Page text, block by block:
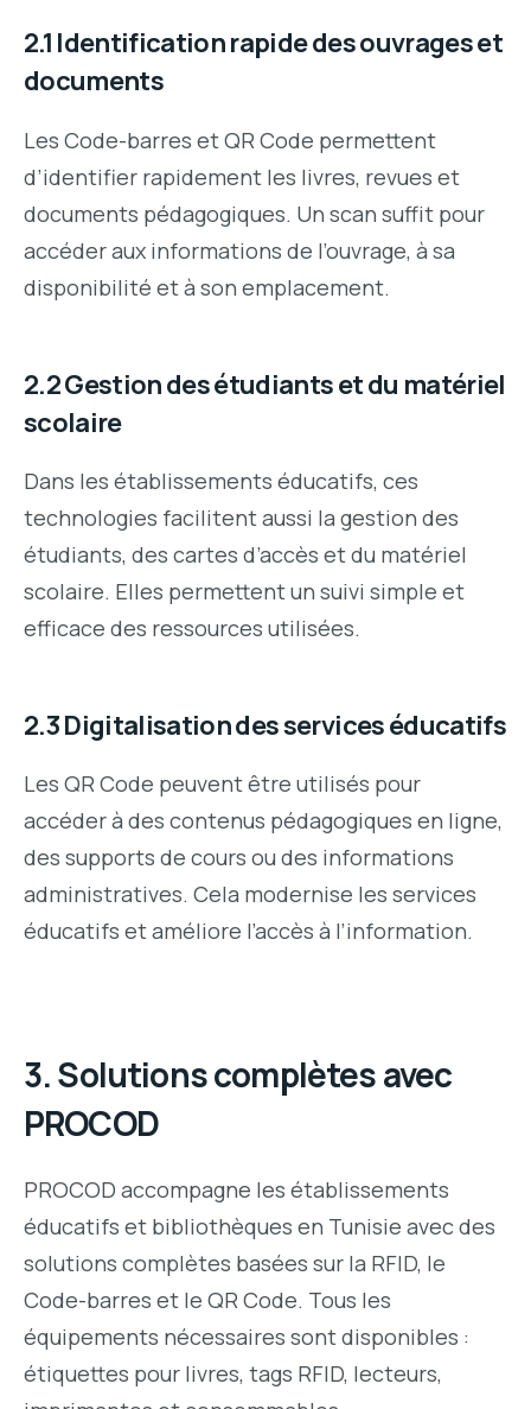
2.1 Identification rapide des ouvrages et
documents
Les Code-barres et QR Code permettent
d’identifier rapidement les livres, revues et
documents pédagogiques. Un scan suffit pour
accéder aux informations de l’ouvrage, à sa
disponibilité et à son emplacement.
2.2 Gestion des étudiants et du matériel
scolaire
Dans les établissements éducatifs, ces
technologies facilitent aussi la gestion des
étudiants, des cartes d’accès et du matériel
scolaire. Elles permettent un suivi simple et
efficace des ressources utilisées.
2.3 Digitalisation des services éducatifs
Les QR Code peuvent être utilisés pour
accéder à des contenus pédagogiques en ligne,
des supports de cours ou des informations
administratives. Cela modernise les services
éducatifs et améliore l’accès à l’information.
3. Solutions complètes avec
PROCOD
PROCOD accompagne les établissements
éducatifs et bibliothèques en Tunisie avec des
solutions complètes basées sur la RFID, le
Code-barres et le QR Code. Tous les
équipements nécessaires sont disponibles :
étiquettes pour livres, tags RFID, lecteurs,